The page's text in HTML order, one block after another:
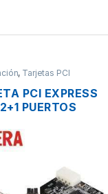
, Tarjetas PCI
PCI EXPRESS
PUERTOS
800